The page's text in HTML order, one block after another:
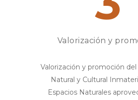
Valorización y
Valorización y promoción
Natural y Cultural
Espacios Naturales